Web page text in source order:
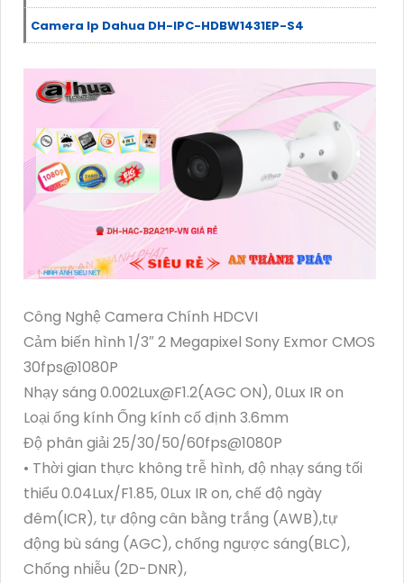
Camera Ip Dahua DH-IPC-HDBW1431EP-S4
Công Nghệ Camera Chính HDCVI
Cảm biến hình 1/3″ 2 Megapixel Sony Exmor CMOS
30fps@1080P
Nhạy sáng 0.002Lux@F1.2(AGC ON), 0Lux IR on
Loại ống kính Ống kính cố định 3.6mm
Độ phân giải 25/30/50/60fps@1080P
• Thời gian thực không trễ hình, độ nhạy sáng tối
thiểu 0.04Lux/F1.85, 0Lux IR on, chế độ ngày
đêm(ICR), tự động cân bằng trắng (AWB),tự
động bù sáng (AGC), chống ngược sáng(BLC),
Chống nhiễu (2D-DNR),